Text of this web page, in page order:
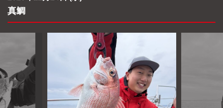
船舶概要
よくあるご質問
プライバシーポリシー
真鯛